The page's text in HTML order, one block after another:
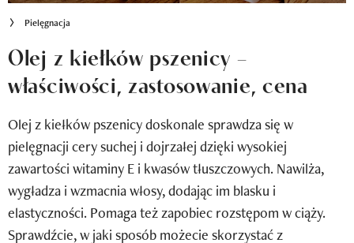
Klub Recenzentki
Newsy
Newsletter
Wizaz Summer Influ School
Mój profil / Zarejestruj się
Pielęgnacja
Olej z kiełków pszenicy –
właściwości, zastosowanie, cena
Olej z kiełków pszenicy doskonale sprawdza się w
pielęgnacji cery suchej i dojrzałej dzięki wysokiej
zawartości witaminy E i kwasów tłuszczowych. Nawilża,
wygładza i wzmacnia włosy, dodając im blasku i
elastyczności. Pomaga też zapobiec rozstępom w ciąży.
Sprawdźcie, w jaki sposób możecie skorzystać z